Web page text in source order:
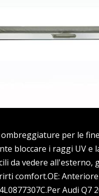
per le
bloccare i raggi UV e
da vedere all'esterno,
comfort.OE: Anteriore
Audi Q7